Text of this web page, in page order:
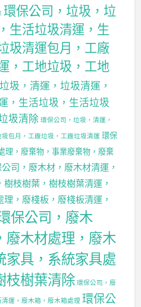
環保公司，垃圾，垃
生活垃圾清運，生
圾清運包月，工廠
，工地垃圾，工地
圾，清運，垃圾清運，
，生活垃圾，生活垃圾
圾清除 環保公司，垃圾，清運，
包月，工廠垃圾，工廠垃圾清運 環保
理，廢棄物，事業廢棄物，廢棄
司，廢木材，廢木材清運，
枝樹葉，樹枝樹葉清運，
，廢棧板，廢棧板清運，
保公司，廢木
廢木材處理，廢木
家具，系統家具處
枝樹葉清除 環保公司，廢
運，廢木箱，廢木箱處理 環保公